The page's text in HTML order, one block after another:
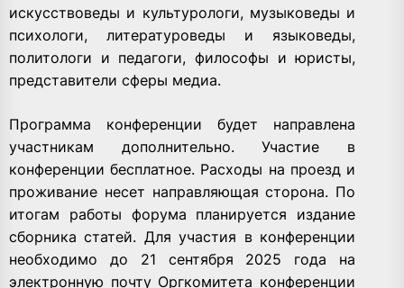
искусствоведы и культурологи, музыковеды и
психологи, литературоведы и языковеды,
политологи и педагоги, философы и юристы,
представители сферы медиа.
Программа конференции будет направлена
участникам дополнительно. Участие в
конференции бесплатное. Расходы на проезд и
проживание несет направляющая сторона. По
итогам работы форума планируется издание
сборника статей. Для участия в конференции
необходимо до 21 сентября 2025 года на
электронную почту Оргкомитета конференции